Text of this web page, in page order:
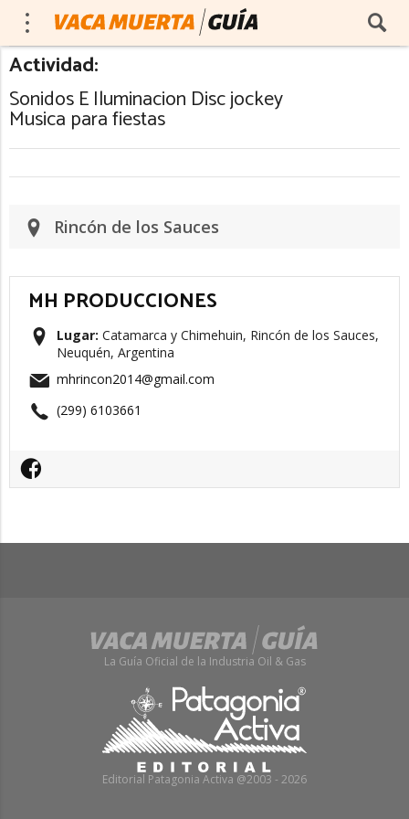
Actividad:
Sonidos E Iluminacion Disc jockey
Musica para fiestas
Rincón de los Sauces
MH PRODUCCIONES
Lugar: Catamarca y Chimehuin, Rincón de los Sauces,
Neuquén, Argentina
mhrincon2014@gmail.com
(299) 6103661
La Guía Oficial de la Industria Oil & Gas
Editorial Patagonia Activa @2003 - 2026